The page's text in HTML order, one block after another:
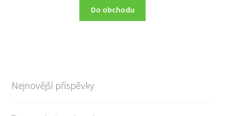
Do obchodu
Nejnovější příspěvky